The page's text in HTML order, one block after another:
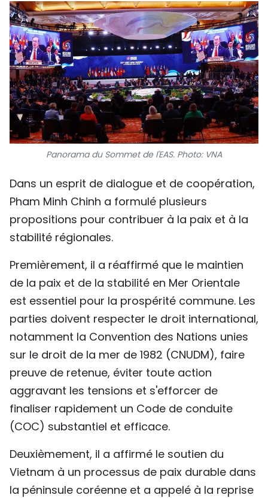
Panorama du Sommet de l'EAS. Photo: VNA
Dans un esprit de dialogue et de coopération,
Pham Minh Chinh a formulé plusieurs
propositions pour contribuer à la paix et à la
stabilité régionales.
Premièrement, il a réaffirmé que le maintien
de la paix et de la stabilité en Mer Orientale
est essentiel pour la prospérité commune. Les
parties doivent respecter le droit international,
notamment la Convention des Nations unies
sur le droit de la mer de 1982 (CNUDM), faire
preuve de retenue, éviter toute action
aggravant les tensions et s'efforcer de
finaliser rapidement un Code de conduite
(COC) substantiel et efficace.
Deuxièmement, il a affirmé le soutien du
Vietnam à un processus de paix durable dans
la péninsule coréenne et a appelé à la reprise